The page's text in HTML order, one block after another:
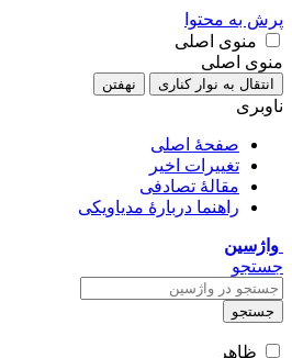
پرش به محتوا
منوی اصلی
منوی اصلی
انتقال به نوار کناری نهفتن
ناوبری
صفحهٔ اصلی
تغییرات اخیر
مقالهٔ تصادفی
راهنما دربارهٔ مدیاویکی
واژسین
جستجو
جستجو
ظاهر